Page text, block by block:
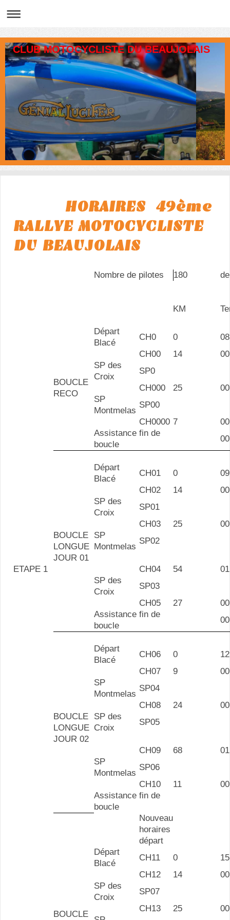
CLUB MOTOCYCLISTE DU BEAUJOLAIS
HORAIRES 49ème
RALLYE MOTOCYCLISTE
DU BEAUJOLAIS
Nombre de pilotes 180
KM
ETAPE 1
BOUCLE
RECO
Départ
Blacé
CH0 0
CH00
14
SP des
Croix
SP0
CH000
25
SP
Montmelas
SP00
CH0000 7
Assistance fin de
boucle
BOUCLE
LONGUE
JOUR 01
Départ
Blacé
CH01 0
CH02
14
SP des
Croix
SP01
CH03
25
SP
Montmelas
SP02
CH04 54
SP des
Croix
SP03
CH05
27
Assistance fin de
boucle
BOUCLE
LONGUE
JOUR 02
Départ
Blacé
CH06 0
CH07
9
SP
Montmelas
SP04
CH08
24
SP des
Croix
SP05
CH09 68
SP
Montmelas
SP06
CH10
11
Assistance fin de
boucle
Nouveau
horaires
départ
BOUCLE
Départ
Blacé
CH11 0
CH12
14
SP des
Croix
SP07
CH13
25